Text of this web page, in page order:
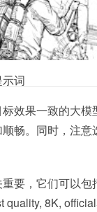
词
效果一致的大
畅。同时，注
要，它们可以
quality, 8K,